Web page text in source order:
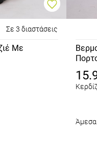
Σε 3 διαστάσεις
Με
Άμεσα